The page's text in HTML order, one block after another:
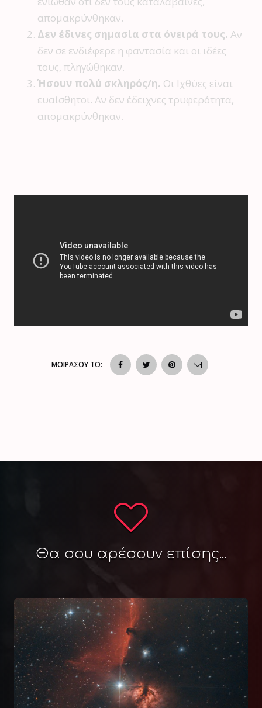
απομακρύνθηκαν.
Δεν έδινες σημασία στα όνειρά τους. Αν
δεν σε ενδιέφερε η φαντασία και οι ιδέες
τους, πληγώθηκαν.
Ήσουν πολύ σκληρός/η. Οι Ιχθύες είναι
ευαίσθητοι. Αν δεν έδειχνες τρυφερότητα,
απομακρύνθηκαν.
ΜΟΙΡΑΣΟΥ ΤΟ:
Θα σου αρέσουν επίσης...